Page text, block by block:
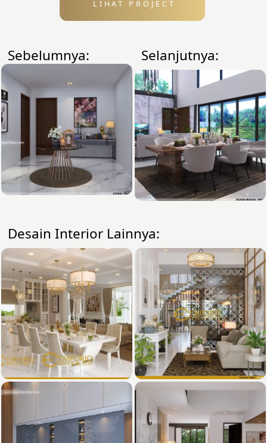
LIHAT PROJECT
Sebelumnya: Selanjutnya:
Desain Interior Lainnya: